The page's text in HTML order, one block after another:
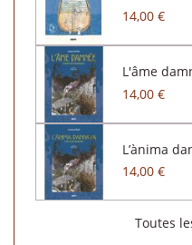
14,00 €
L'âme
14,00 €
L’ànima
14,00 €
Toutes